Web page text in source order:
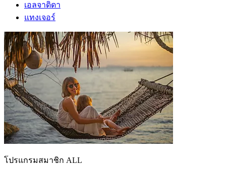
เอลจาดิดา
แทงเจอร์
โปรแกรมสมาชิก ALL